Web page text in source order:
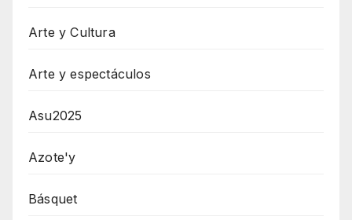
Arte y Cultura
Arte y espectáculos
Asu2025
Azote'y
Básquet